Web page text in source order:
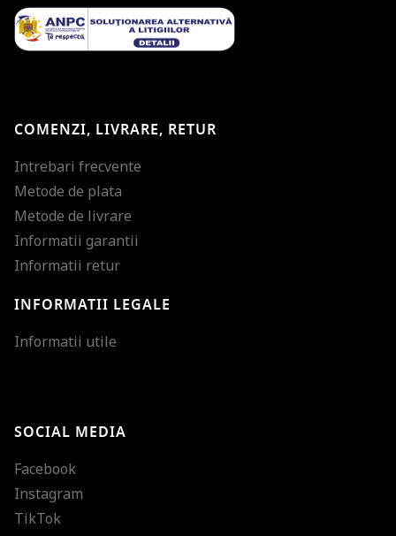
COMENZI, LIVRARE, RETUR
Intrebari frecvente
Metode de plata
Metode de livrare
Informatii garantii
Informatii retur
INFORMATII LEGALE
Informatii utile
SOCIAL MEDIA
Facebook
Instagram
TikTok